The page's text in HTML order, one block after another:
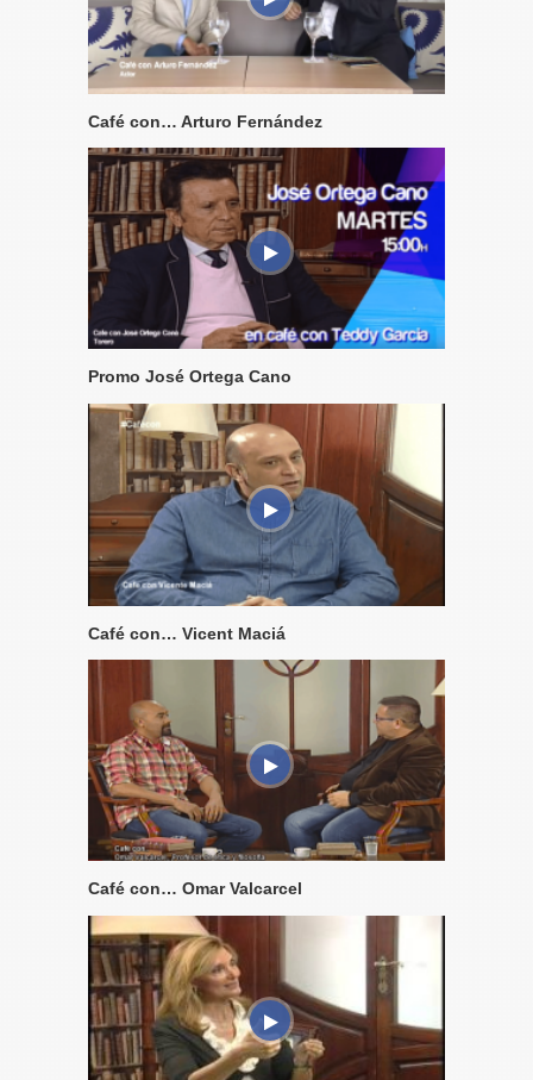
Café con… Arturo Fernández
Promo José Ortega Cano
Café con… Vicent Maciá
Café con… Omar Valcarcel